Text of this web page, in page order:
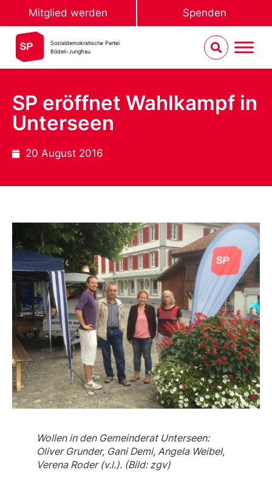
Mitglied werden Spenden
Sozialdemokratische Partei
Bödeli-Jungfrau
SP eröffnet Wahlkampf in
Unterseen
20 August 2016
Wollen in den Gemeinderat Unterseen:
Oliver Grunder, Gani Demi, Angela Weibel,
Verena Roder (v.l.). (Bild: zgv)